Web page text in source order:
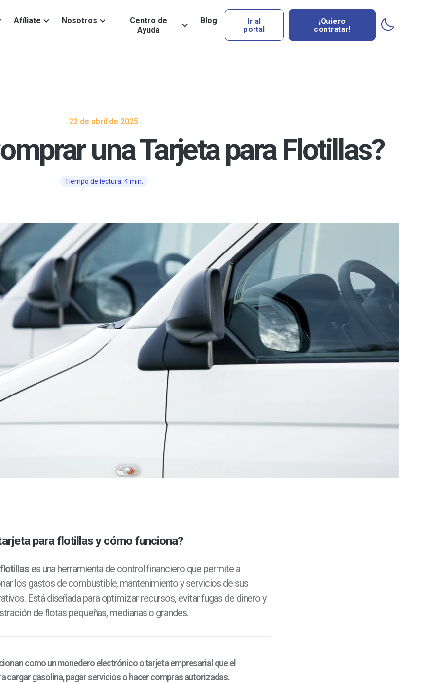
Afíliate Nosotros
Centro de
Ayuda
Blog
Ir al
portal
¡Quiero
contratar!
22 de abril de 2025
una Tarjeta para Flotillas?
Tiempo de lectura: 4 min.
para flotillas y cómo funciona?
es una herramienta de control financiero que permite a
los gastos de combustible, mantenimiento y servicios de sus
Está diseñada para optimizar recursos, evitar fugas de dinero y
de flotas pequeñas, medianas o grandes.
como un monedero electrónico o tarjeta empresarial que el
cargar gasolina, pagar servicios o hacer compras autorizadas.